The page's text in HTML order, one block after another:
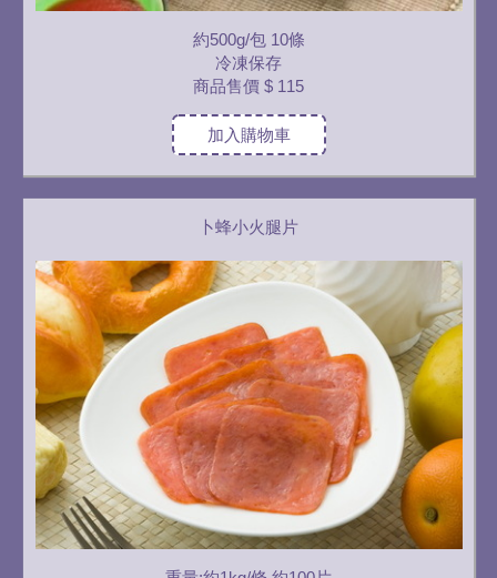
約500g/包 10條
冷凍保存
商品售價 $ 115
加入購物車
卜蜂小火腿片